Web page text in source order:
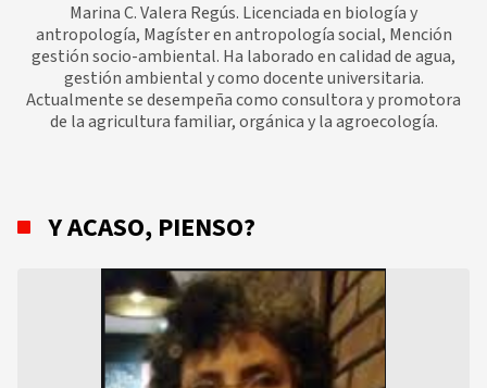
Marina C. Valera Regús. Licenciada en biología y
antropología, Magíster en antropología social, Mención
gestión socio-ambiental. Ha laborado en calidad de agua,
gestión ambiental y como docente universitaria.
Actualmente se desempeña como consultora y promotora
de la agricultura familiar, orgánica y la agroecología.
Y ACASO, PIENSO?